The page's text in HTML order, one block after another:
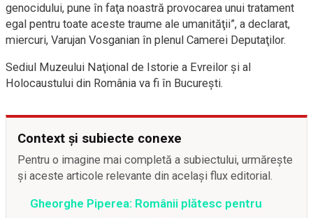
genocidului, pune în faţa noastră provocarea unui tratament
egal pentru toate aceste traume ale umanităţii”, a declarat,
miercuri, Varujan Vosganian în plenul Camerei Deputaţilor.
Sediul Muzeului Naţional de Istorie a Evreilor şi al
Holocaustului din România va fi în Bucureşti.
Context și subiecte conexe
Pentru o imagine mai completă a subiectului, urmărește
și aceste articole relevante din același flux editorial.
Gheorghe Piperea: Românii plătesc pentru